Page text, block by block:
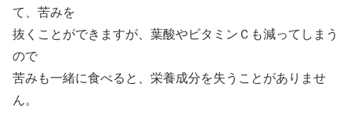
て、苦みを
抜くことができますが、葉酸やビタミンＣも減ってしまう
ので
苦みも一緒に食べると、栄養成分を失うことがありませ
ん。